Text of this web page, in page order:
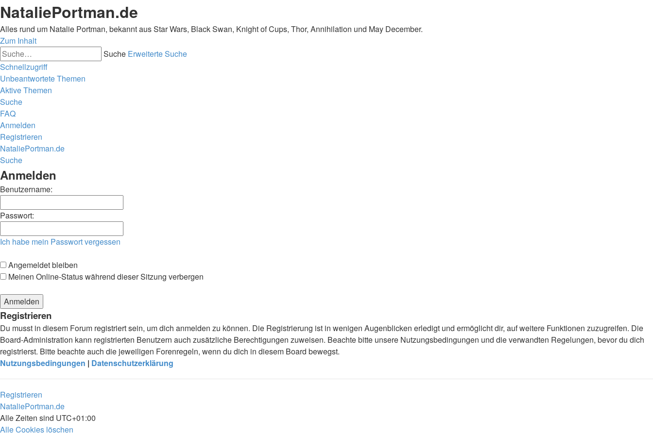
NataliePortman.de
Alles rund um Natalie Portman, bekannt aus Star Wars, Black Swan, Knight of Cups, Thor, Annihilation und May December.
Zum Inhalt
Suche Erweiterte Suche
Schnellzugriff
Unbeantwortete Themen
Aktive Themen
Suche
FAQ
Anmelden
Registrieren
NataliePortman.de
Suche
Anmelden
Benutzername:
Passwort:
Ich habe mein Passwort vergessen
Angemeldet bleiben
Meinen Online-Status während dieser Sitzung verbergen
Registrieren
Du musst in diesem Forum registriert sein, um dich anmelden zu können. Die Registrierung ist in wenigen Augenblicken erledigt und ermöglicht dir, auf weitere Funktionen zuzugreifen. Die
Board-Administration kann registrierten Benutzern auch zusätzliche Berechtigungen zuweisen. Beachte bitte unsere Nutzungsbedingungen und die verwandten Regelungen, bevor du dich
registrierst. Bitte beachte auch die jeweiligen Forenregeln, wenn du dich in diesem Board bewegst.
Nutzungsbedingungen | Datenschutzerklärung
Registrieren
NataliePortman.de
Alle Zeiten sind UTC+01:00
Alle Cookies löschen